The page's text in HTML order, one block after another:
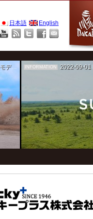
日本語 English
担当 INFORMATION 2022-09-01